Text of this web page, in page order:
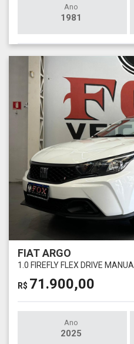
Ano
1981
FIAT ARGO
1.0 FIREFLY FLEX DRIVE MANUAL
R$ 71.900,00
Ano
2025